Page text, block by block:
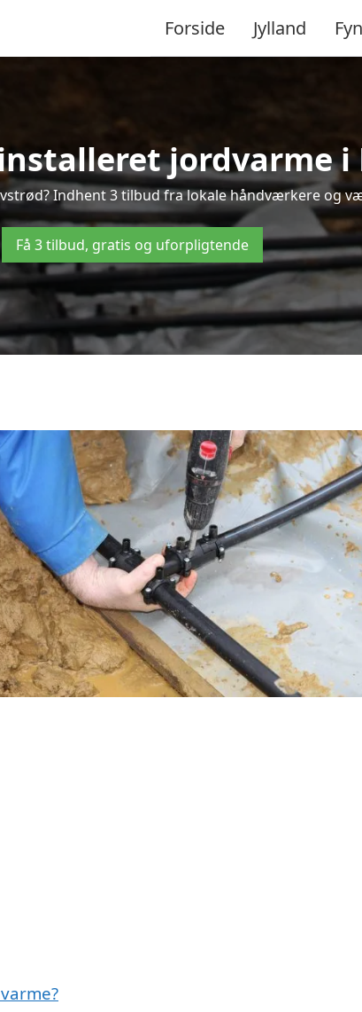
Forside Jylland Fyn
jordvarme i
Indhent 3 tilbud fra lokale håndværkere og
Få 3 tilbud, gratis og uforpligtende